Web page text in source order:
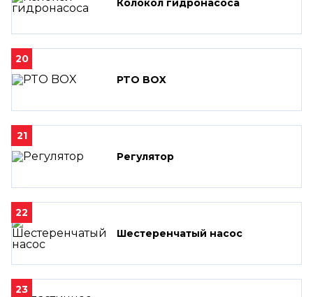
Колокол гидронасоса
20
PTO BOX
21
Регулятор
22
Шестеренчатый насос
23